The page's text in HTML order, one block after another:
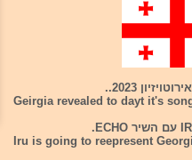
2023..
Geirgia revealed to dayt it's
Iru is going to reepresent